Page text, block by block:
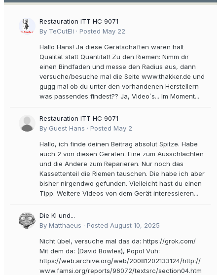
Restauration ITT HC 9071
By TeCutEli · Posted May 22
Hallo Hans! Ja diese Gerätschaften waren halt
Qualität statt Quantität! Zu den Riemen: Nimm dir
einen Bindfaden und messe den Radius aus, dann
versuche/besuche mal die Seite www.thakker.de und
gugg mal ob du unter den vorhandenen Herstellern
was passendes findest?? Ja, Video´s... Im Moment...
Restauration ITT HC 9071
By Guest Hans · Posted May 2
Hallo, ich finde deinen Beitrag absolut Spitze. Habe
auch 2 von diesen Geräten. Eine zum Ausschlachten
und die Andere zum Reparieren. Nur noch das
Kassettenteil die Riemen tauschen. Die habe ich aber
bisher nirgendwo gefunden. Vielleicht hast du einen
Tipp. Weitere Videos von dem Gerät interessieren...
Die KI und...
By Matthaeus · Posted August 10, 2025
Nicht übel, versuche mal das da: https://grok.com/
Mit dem da: (David Bowles), Popol Vuh:
https://web.archive.org/web/20081202133124/http://
www.famsi.org/reports/96072/textsrc/section04.htm